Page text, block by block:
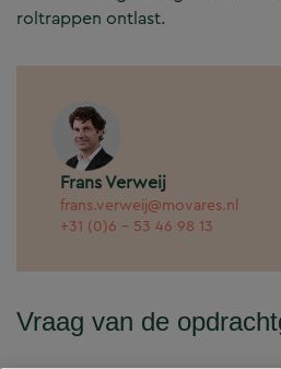
roltrappen ontlast.
Frans Verweij
frans.verweij@movares.nl
+31 (0)6 - 53 46 98 13
Vraag van de